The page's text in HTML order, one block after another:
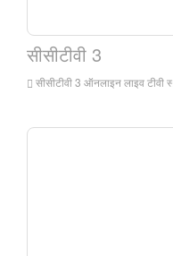
सीसीटीवी 3
सीसीटीवी 3 ऑनलाइन लाइव टीवी स्टेशन, सीसीटीवी 3 चैनल मुख्य रूप से चीन सेंट्रल टेलीविजन के स्वामित्व वाले मंदारिन प्रसारण में एक किस्म शो चैनल है। यह चैनल चीन के केंद्रीय टेलीविजन का एक पेशेवर चैनल मुख्य रूप से मनोरंजन कार्यक्रमों पर केंद्रित है। यह चैनल चीन केंद्रीय टेलीविजन विविधता चैनल का सबसे प्रभावशाली और पेशेवर चैनल है।